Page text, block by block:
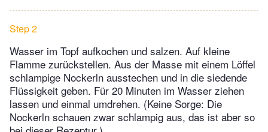
Step 2
Wasser im Topf aufkochen und salzen. Auf kleine
Flamme zurückstellen. Aus der Masse mit einem Löffel
schlampige Nockerln ausstechen und in die siedende
Flüssigkeit geben. Für 20 Minuten im Wasser ziehen
lassen und einmal umdrehen. (Keine Sorge: Die
Nockerln schauen zwar schlampig aus, das ist aber so